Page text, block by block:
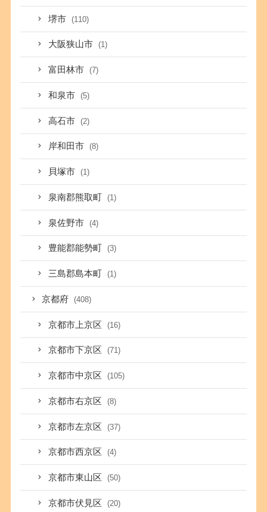
堺市 (110)
大阪狭山市 (1)
富田林市 (7)
和泉市 (5)
高石市 (2)
岸和田市 (8)
貝塚市 (1)
泉南郡熊取町 (1)
泉佐野市 (4)
豊能郡能勢町 (3)
三島郡島本町 (1)
京都府 (408)
京都市上京区 (16)
京都市下京区 (71)
京都市中京区 (105)
京都市右京区 (8)
京都市左京区 (37)
京都市西京区 (4)
京都市東山区 (50)
京都市伏見区 (20)